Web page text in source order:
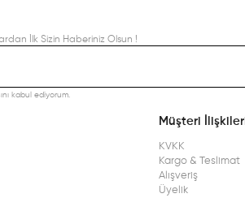
İlk Sizin Haberiniz Olsun !
kabul ediyorum.
Müşteri İlişkileri
KVKK
Kargo & Teslimat
Alışveriş
Üyelik